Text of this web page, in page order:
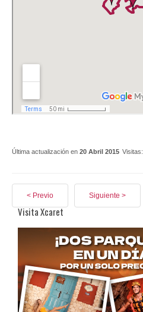
Última actualización en 20 Abril 2015 Visitas:
< Previo Siguiente >
Visita Xcaret